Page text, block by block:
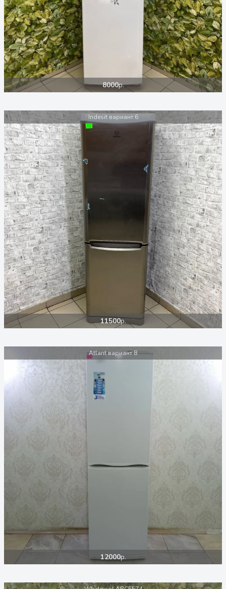
8000р.
Indesit вариант 6
11500р.
Atlant вариант 8
12000р.